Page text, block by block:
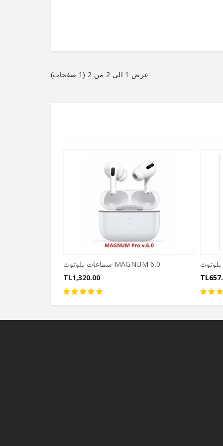
عرض 1 الى 2 من 2 (1 صفحات)
سماعات بلوتوث MAGNUM 6.0
TL1,320.00